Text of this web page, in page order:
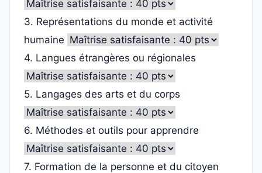
3. Représentations du monde et activité
humaine
4. Langues étrangères ou régionales
5. Langages des arts et du corps
6. Méthodes et outils pour apprendre
7. Formation de la personne et du citoyen